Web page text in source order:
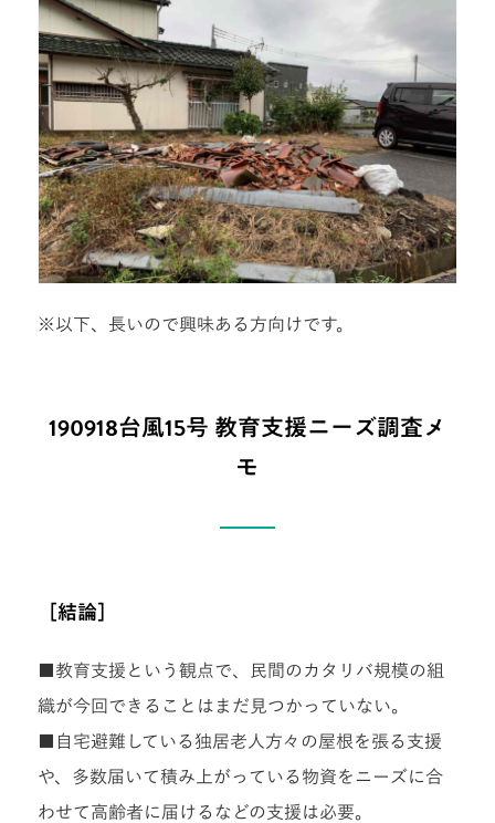
※以下、長いので興味ある方向けです。
190918台風15号 教育支援ニーズ調査メ
モ
［結論］
■教育支援という観点で、民間のカタリバ規模の組
織が今回できることはまだ見つかっていない。
■自宅避難している独居老人方々の屋根を張る支援
や、多数届いて積み上がっている物資をニーズに合
わせて高齢者に届けるなどの支援は必要。